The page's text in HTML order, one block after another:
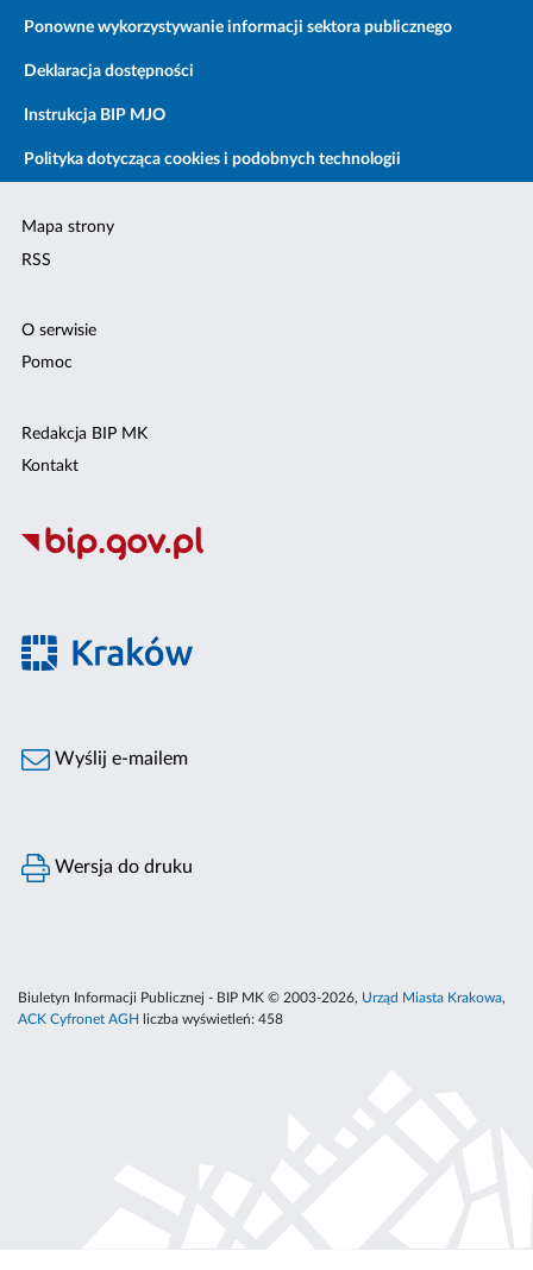
Ponowne wykorzystywanie informacji sektora publicznego
Deklaracja dostępności
Instrukcja BIP MJO
Polityka dotycząca cookies i podobnych technologii
Mapa strony
RSS
O serwisie
Pomoc
Redakcja BIP MK
Kontakt
Wyślij e-mailem
Wersja do druku
Biuletyn Informacji Publicznej - BIP MK © 2003-2026, Urząd Miasta Krakowa,
ACK Cyfronet AGH
liczba wyświetleń: 458